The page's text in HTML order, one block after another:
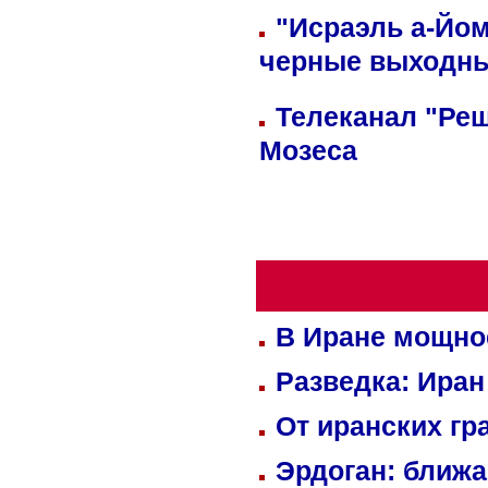
"Исраэль а-
черные
Телеканал
Мозеса
В Иране
Разведка:
От иранских
Эрдоган: